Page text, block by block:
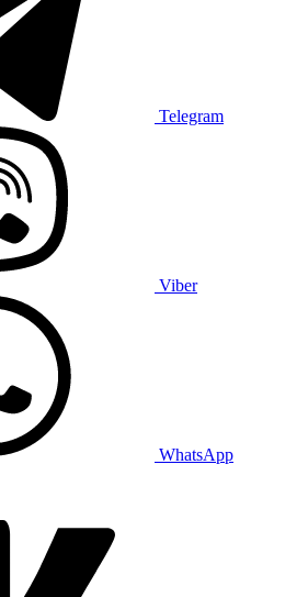
Telegram
Viber
WhatsApp